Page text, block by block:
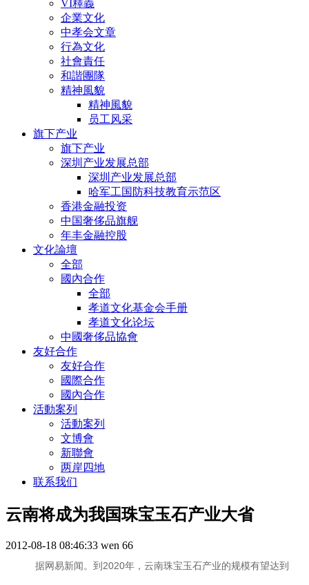
VI釋義
企業文化
中孝会文章
行為文化
社會責任
和諧團隊
精神風貌
精神風貌
员工风采
旗下产业
旗下产业
深圳产业发展总部
深圳产业发展总部
哈军工国防科技教育示范区
香港金融投资
中国奢侈品旗舰
年丰金融控股
文化論壇
全部
國內合作
全部
孝道文化基金会手册
孝道文化论坛
中國奢侈品協會
友好合作
友好合作
國際合作
國內合作
活動案列
活動案列
文博會
新聯會
两岸四地
联系我们
云南将成为我国珠宝玉石产业大省
2012-08-18 08:46:33 wen 66
据网易新闻。到2020年，云南珠宝玉石产业的规模有望达到